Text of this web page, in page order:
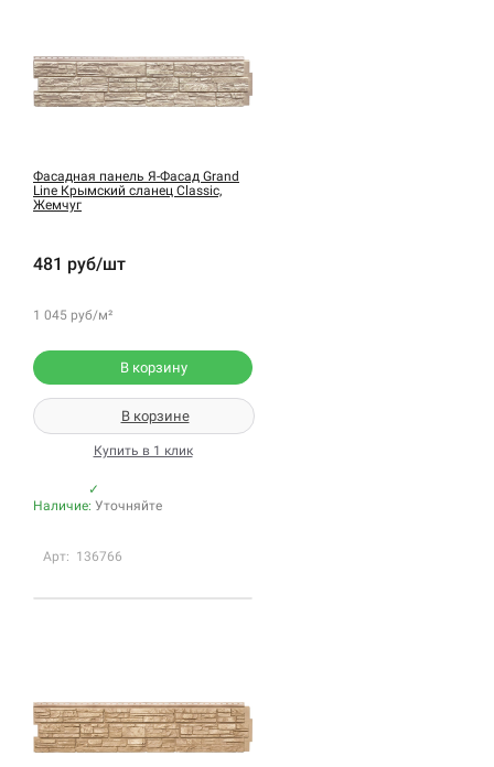
Фасадная панель Я-Фасад Grand
Line Крымский сланец Classic,
Жемчуг
481 руб/шт
1 045 руб/м²
В корзину
В корзине
Купить в 1 клик
✓
Наличие: Уточняйте
Арт: 136766